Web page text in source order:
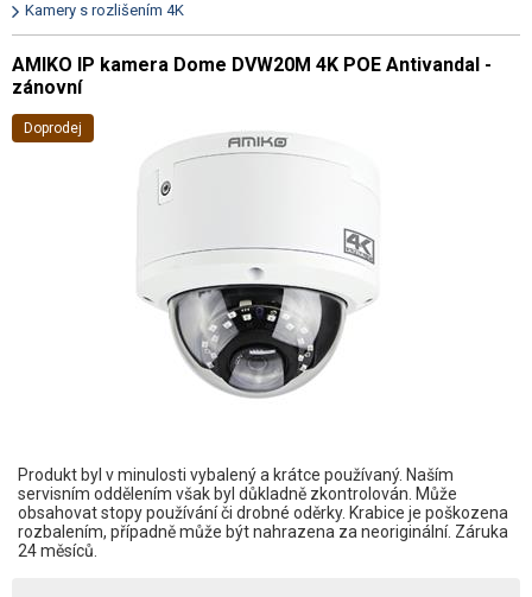
Kamery s rozlišením 4K
AMIKO IP kamera Dome DVW20M 4K POE Antivandal -
zánovní
Doprodej
Produkt byl v minulosti vybalený a krátce používaný. Naším
servisním oddělením však byl důkladně zkontrolován. Může
obsahovat stopy používání či drobné oděrky. Krabice je poškozena
rozbalením, případně může být nahrazena za neoriginální. Záruka
24 měsíců.